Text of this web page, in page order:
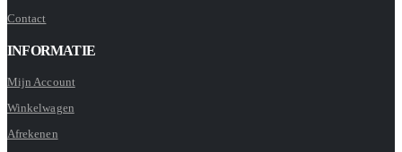
Contact
INFORMATIE
Mijn Account
Winkelwagen
Afrekenen